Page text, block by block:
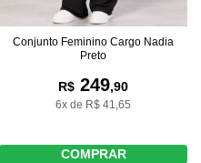
Conjunto Feminino Cargo Nadia
Preto
R$ 249,90
6x de R$ 41,65
COMPRAR